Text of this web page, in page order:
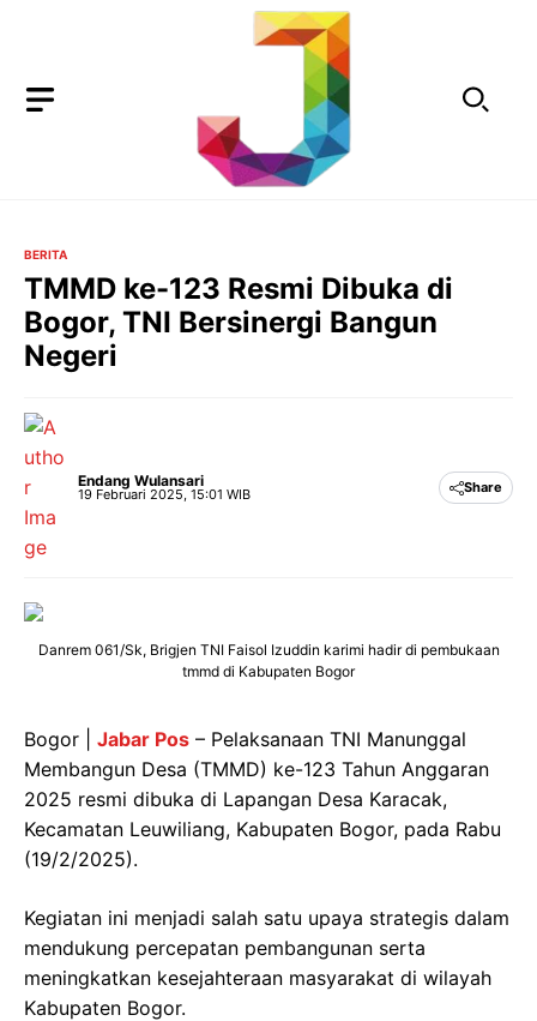
BERITA
TMMD ke-123 Resmi Dibuka di
Bogor, TNI Bersinergi Bangun
Negeri
Endang Wulansari
19 Februari 2025, 15:01 WIB Share
Danrem 061/Sk, Brigjen TNI Faisol Izuddin karimi hadir di pembukaan
tmmd di Kabupaten Bogor
Bogor | Jabar Pos – Pelaksanaan TNI Manunggal
Membangun Desa (TMMD) ke-123 Tahun Anggaran
2025 resmi dibuka di Lapangan Desa Karacak,
Kecamatan Leuwiliang, Kabupaten Bogor, pada Rabu
(19/2/2025).
Kegiatan ini menjadi salah satu upaya strategis dalam
mendukung percepatan pembangunan serta
meningkatkan kesejahteraan masyarakat di wilayah
Kabupaten Bogor.